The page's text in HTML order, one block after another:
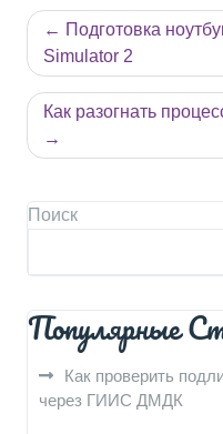
Навигация
по
записям
Подготовка
Simulator 2
Как разогнать
Поиск
Популярные
Как проверить
через ГИИС ДМДК